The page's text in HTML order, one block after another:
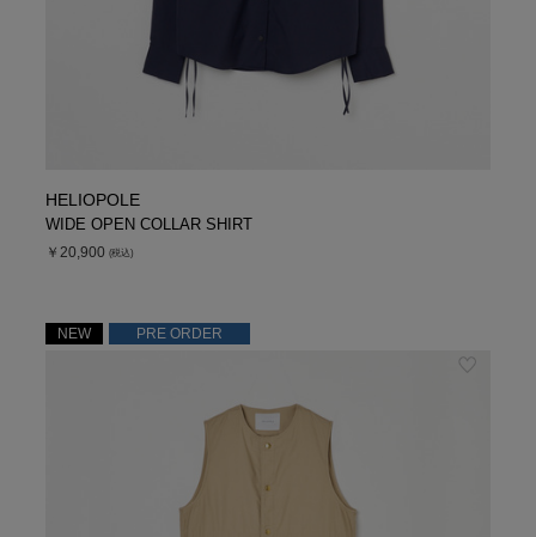
HELIOPOLE
WIDE OPEN COLLAR SHIRT
￥20,900 (税込)
NEW PRE ORDER